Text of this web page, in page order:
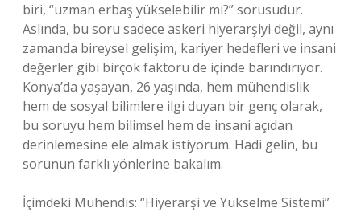
biri, “uzman erbaş yükselebilir mi?” sorusudur.
Aslında, bu soru sadece askeri hiyerarşiyi değil, aynı
zamanda bireysel gelişim, kariyer hedefleri ve insani
değerler gibi birçok faktörü de içinde barındırıyor.
Konya’da yaşayan, 26 yaşında, hem mühendislik
hem de sosyal bilimlere ilgi duyan bir genç olarak,
bu soruyu hem bilimsel hem de insani açıdan
derinlemesine ele almak istiyorum. Hadi gelin, bu
sorunun farklı yönlerine bakalım.
İçimdeki Mühendis: “Hiyerarşi ve Yükselme Sistemi”